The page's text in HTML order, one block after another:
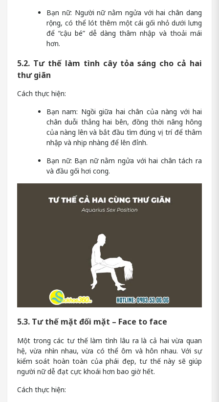
Bạn nữ: Người nữ nằm ngửa với hai chân dang
rộng, có thể lót thêm một cái gối nhỏ dưới lưng
để “cậu bé” dễ dàng thâm nhập và thoải mái
hơn.
5.2. Tư thế làm tình cây tỏa sáng cho cả hai
thư giãn
Cách thực hiện:
Bạn nam: Ngồi giữa hai chân của nàng với hai
chân duỗi thẳng hai bên, đồng thời nâng hông
của nàng lên và bắt đầu tìm đúng vị trí để thâm
nhập và nhịp nhàng để lên đỉnh.
Bạn nữ: Bạn nữ nằm ngửa với hai chân tách ra
và đầu gối hơi cong.
5.3. Tư thế mặt đối mặt – Face to face
Một trong các tư thế làm tình lâu ra là cả hai vừa quan
hệ, vừa nhìn nhau, vừa có thể ôm và hôn nhau. Với sự
kiểm soát hoàn toàn của phái đẹp, tư thế này sẽ giúp
người nữ dễ đạt cực khoái hơn bao giờ hết.
Cách thực hiện: